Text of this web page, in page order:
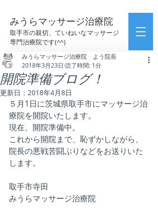
みうらマッサージ治療院
取手市の親切、ていねいなマッサージ
専門治療院です(^^)
開院準備ブログ！
みうらマッサージ治療院 よう院長
2018年3月23日 読了時間: 1分
更新日： 2018年4月8日
５月1日に茨城県取手市にマッサージ治
療院を開院いたします。
現在、開院準備中。
これから開院まで、恥ずかしながら、
院長の悪戦苦闘ぶりなどをお送りいた
します。
取手市寺田
みうらマッサージ治療院